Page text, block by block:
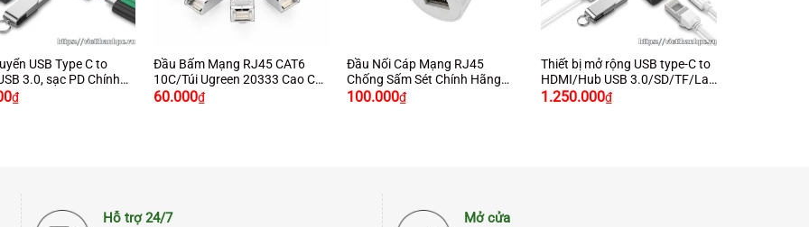
USB Type C to
3.0, sạc PD Chính
50209
₫Giá
hiện
Đầu Bấm Mạng RJ45 CAT6
10C/Túi Ugreen 20333 Cao Cấp
Chính Hãng Ugreen
60.000₫
Đầu Nối Cáp Mạng RJ45
Chống Sấm Sét Chính Hãng
UGREEN 20391 Cao Cấp
100.000₫
Thiết bị mở rộng USB type-C to
HDMI/Hub USB 3.0/SD/TF/Lan
Gigabit chính hãng Ugreen
1.250.000₫
Hỗ trợ 24/7 Mở cửa